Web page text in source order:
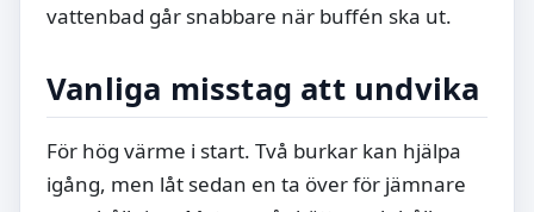
vattenbad går snabbare när buffén ska ut.
Vanliga misstag att undvika
För hög värme i start. Två burkar kan hjälpa
igång, men låt sedan en ta över för jämnare